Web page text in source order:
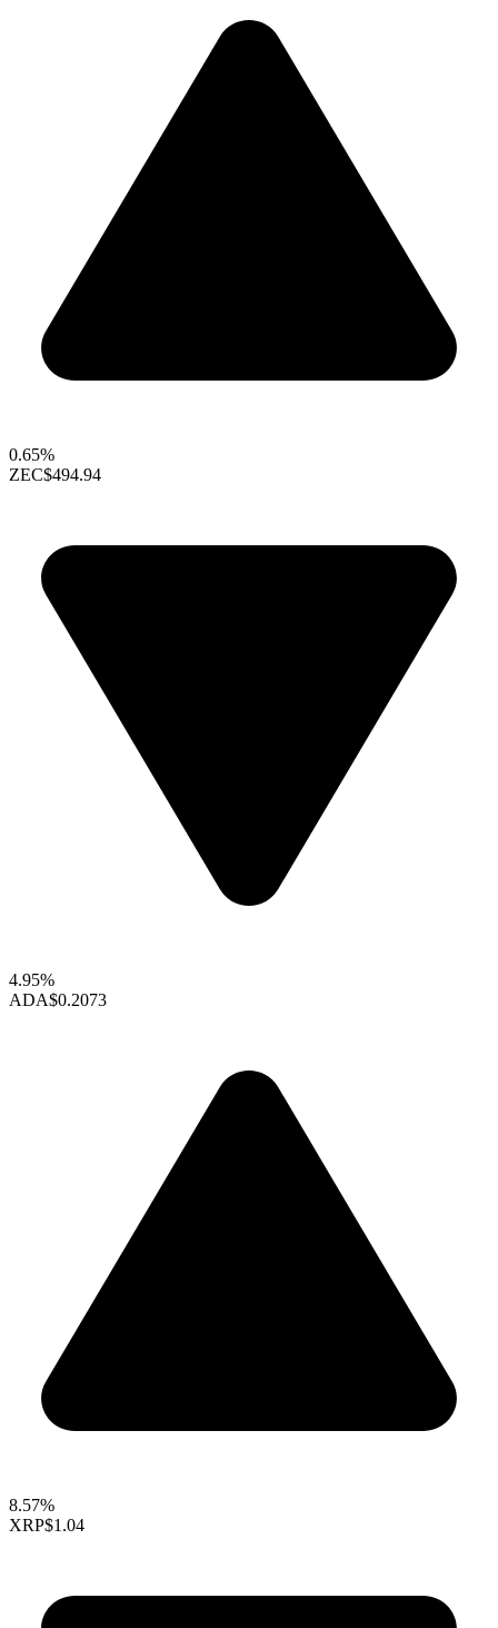
0.65%
ZEC$494.94
4.95%
ADA$0.2073
8.57%
XRP$1.04